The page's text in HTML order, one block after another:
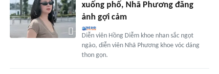
xuống phố, Nhã Phương đăng
ảnh gợi cảm
Diễn viên Hồng Diễm khoe nhan sắc ngọt
ngào, diễn viên Nhã Phương khoe vóc dáng
thon gọn.